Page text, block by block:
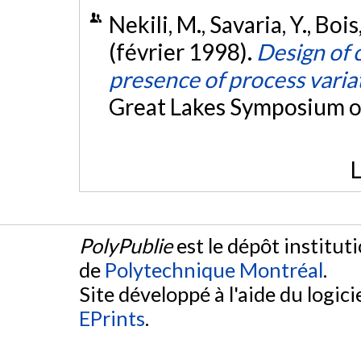
Nekili, M., Savaria, Y.,
(février 1998). Design of
presence of process
Great Lakes Symposium
PolyPublieest le dépôt
de Polytechnique Montréal.
Site développé à l'aide du
EPrints.